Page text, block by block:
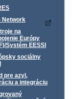
Network
na
Európy
Systém EESSI
sociálny
pre azyl,
a integráciu